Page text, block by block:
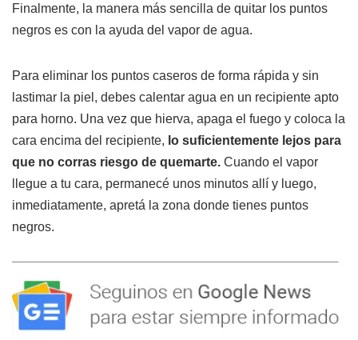
Finalmente, la manera más sencilla de quitar los puntos
negros es con la ayuda del vapor de agua.
Para eliminar los puntos caseros de forma rápida y sin
lastimar la piel, debes calentar agua en un recipiente apto
para horno. Una vez que hierva, apaga el fuego y coloca la
cara encima del recipiente, lo suficientemente lejos para
que no corras riesgo de quemarte. Cuando el vapor
llegue a tu cara, permanecé unos minutos allí y luego,
inmediatamente, apretá la zona donde tienes puntos
negros.